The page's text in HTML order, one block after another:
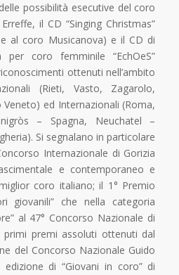
possibilità esecutive del coro
il CD “Singing Christmas”
al coro Musicanova) e il CD di
per coro femminile “EchOeS”
ottenuti nell’ambito
(Rieti, Vasto, Zagarolo,
ed Internazionali (Roma,
– Spagna, Neuchatel –
Si segnalano in particolare
Internazionale di Gorizia
e contemporaneo e
coro italiano; il 1° Premio
giovanili” che nella categoria
al 47° Concorso Nazionale di
primi premi assoluti ottenuti dal
del Concorso Nazionale Guido
edizione di “Giovani in coro” di